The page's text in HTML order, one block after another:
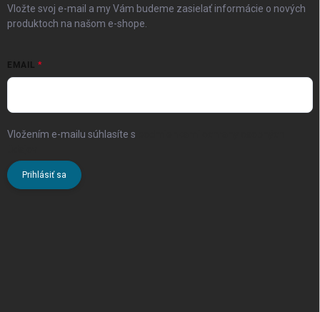
Vložte svoj e-mail a my Vám budeme zasielať informácie o nových
produktoch na našom e-shope.
EMAIL
Vložením e-mailu súhlasíte s
Prihlásiť sa